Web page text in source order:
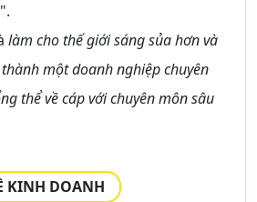
làm cho thế giới sáng sủa hơn và
một doanh nghiệp chuyên
thể về cáp với chuyên môn sâu
KINH DOANH